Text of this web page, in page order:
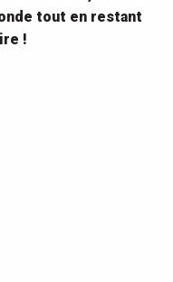
tout en restant
!